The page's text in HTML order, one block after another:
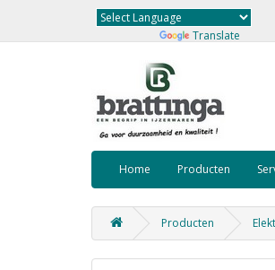
Translate
Home Producten
Producten